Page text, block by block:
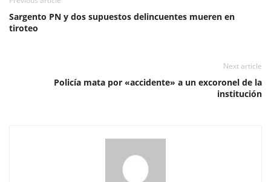
Sargento PN y dos supuestos delincuentes mueren en
tiroteo
Next article
Policía mata por «accidente» a un excoronel de la
institución